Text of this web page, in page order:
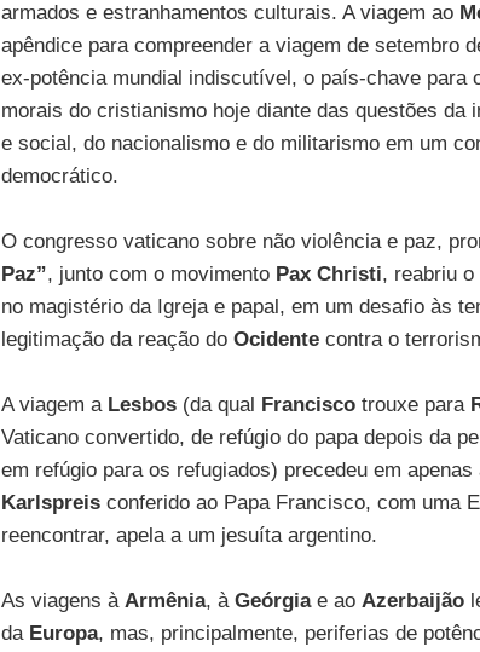
armados e estranhamentos culturais. A viagem ao
apêndice para compreender a viagem de setembro
ex-potência mundial indiscutível, o país-chave para
morais do cristianismo hoje diante das questões da
e social, do nacionalismo e do militarismo em um
democrático.
O congresso vaticano sobre não violência e paz,
Paz”, junto com o movimento Pax Christi, reabriu
no magistério da Igreja e papal, em um desafio às
legitimação da reação do Ocidentecontra o
A viagem a Lesbos(da qual Franciscotrouxe para
Vaticano convertido, de refúgio do papa depois da
em refúgio para os refugiados) precedeu em
Karlspreisconferido ao Papa Francisco, com uma
reencontrar, apela a um jesuíta argentino.
As viagens à Armênia, à Geórgiae ao Azerbaijão
da Europa, mas, principalmente, periferias de